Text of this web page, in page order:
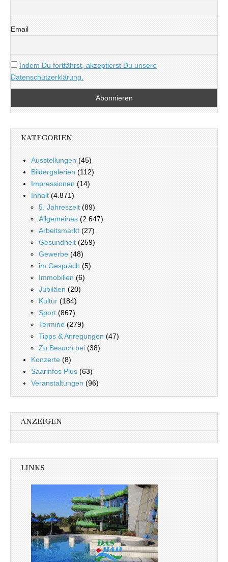
Email
Indem Du fortfährst, akzeptierst Du unsere
Datenschutzerklärung.
KATEGORIEN
Ausstellungen (45)
Bildergalerien (112)
Impressionen (14)
Inhalt (4.871)
5. Jahreszeit (89)
Allgemeines (2.647)
Arbeitsmarkt (27)
Gesundheit (259)
Gewerbe (48)
im Gespräch (5)
Immobilien (6)
Jubiläen (20)
Kultur (184)
Sport (867)
Termine (279)
Tipps & Anregungen (47)
Zu Besuch bei (38)
Konzerte (8)
Saarinfos Plus (63)
Veranstaltungen (96)
ANZEIGEN
LINKS